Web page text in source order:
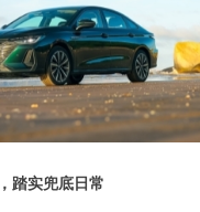
踏实兜底日常